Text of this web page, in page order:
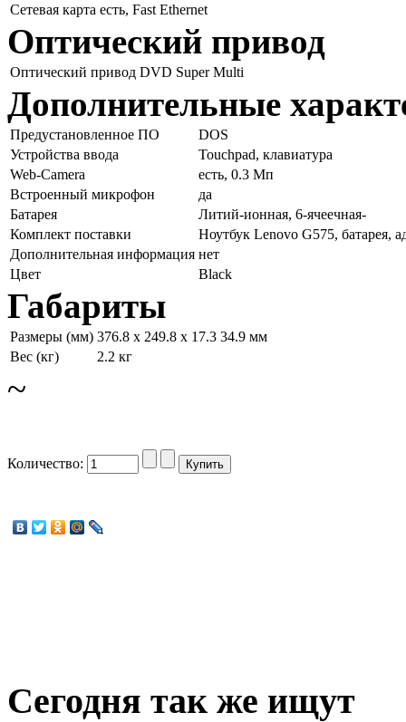
Сетевая карта есть, Fast Ethernet
Оптический привод
Оптический привод DVD Super Multi
Дополнительные
Предустановленное ПО
DOS
Устройства ввода
Touchpad, клавиатура
Web-Camera
есть, 0.3 Мп
Встроенный микрофон
да
Батарея
Литий-ионная, 6-ячеечная-
Комплект поставки
Ноутбук Lenovo G575, батарея,
Дополнительная информация нет
Цвет
Black
Габариты
Размеры (мм) 376.8 x 249.8 x 17.3 34.9 мм
Вес (кг)
2.2 кг
~
Количество:
Сегодня так же ищут